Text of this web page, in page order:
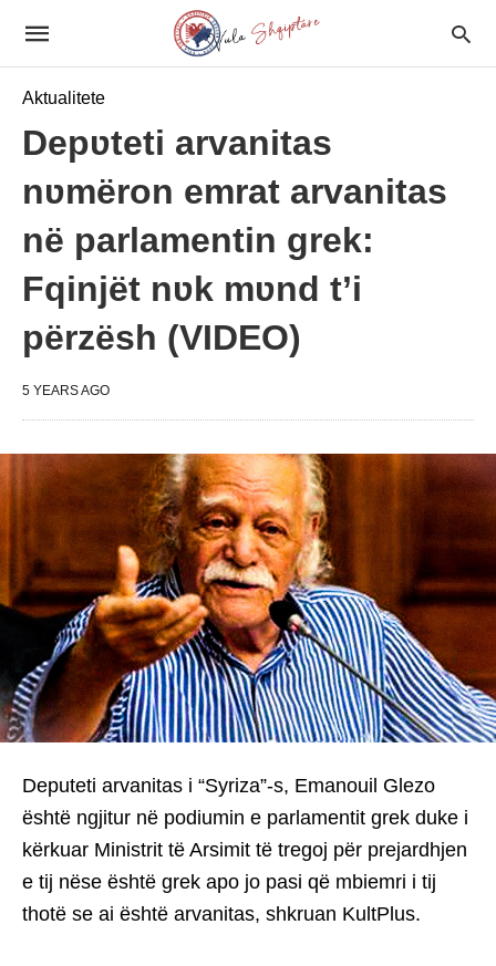
Aktualitete
Depʋteti arvanitas
nʋmëron emrat arvanitas
në parlamentin grek:
Fqinjët nʋk mʋnd t’i
përzësh (VIDEO)
5 YEARS AGO
Deputeti arvanitas i “Syriza”-s, Emanouil Glezo
është ngjitur në podiumin e parlamentit grek duke i
kërkuar Ministrit të Arsimit të tregoj për prejardhjen
e tij nëse është grek apo jo pasi që mbiemri i tij
thotë se ai është arvanitas, shkruan KultPlus.